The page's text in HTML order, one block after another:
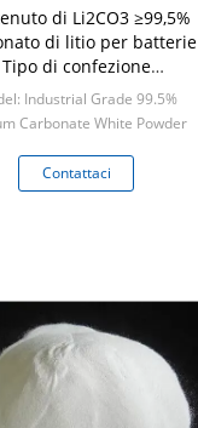
di Li2CO3 ≥99,5%
di litio per batterie
Tipo di confezione
20/25/100/500 Kg
Industrial Grade 99.5%
Carbonate White Powder
Contattaci